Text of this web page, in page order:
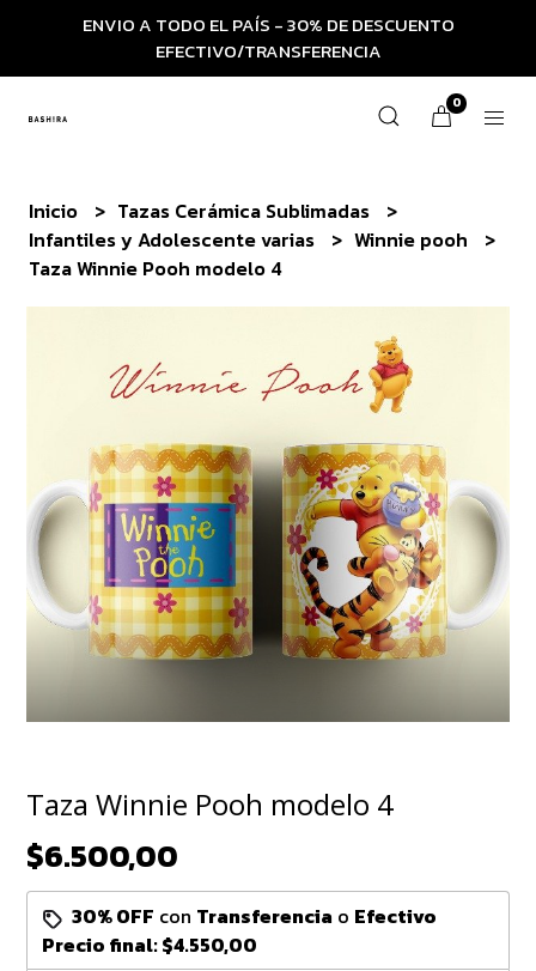
ENVIO A TODO EL PAÍS - 30% DE DESCUENTO
EFECTIVO/TRANSFERENCIA
0
Inicio
Tazas Cerámica Sublimadas
Infantiles y Adolescente varias
Winnie pooh
Taza Winnie Pooh modelo 4
Taza Winnie Pooh modelo 4
$6.500,00
30% OFF con Transferencia o Efectivo
Precio final:$4.550,00